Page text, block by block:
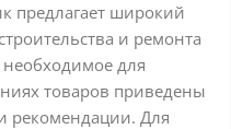
предлагает широкий
и ремонта
для
товаров приведены
рекомендации. Для